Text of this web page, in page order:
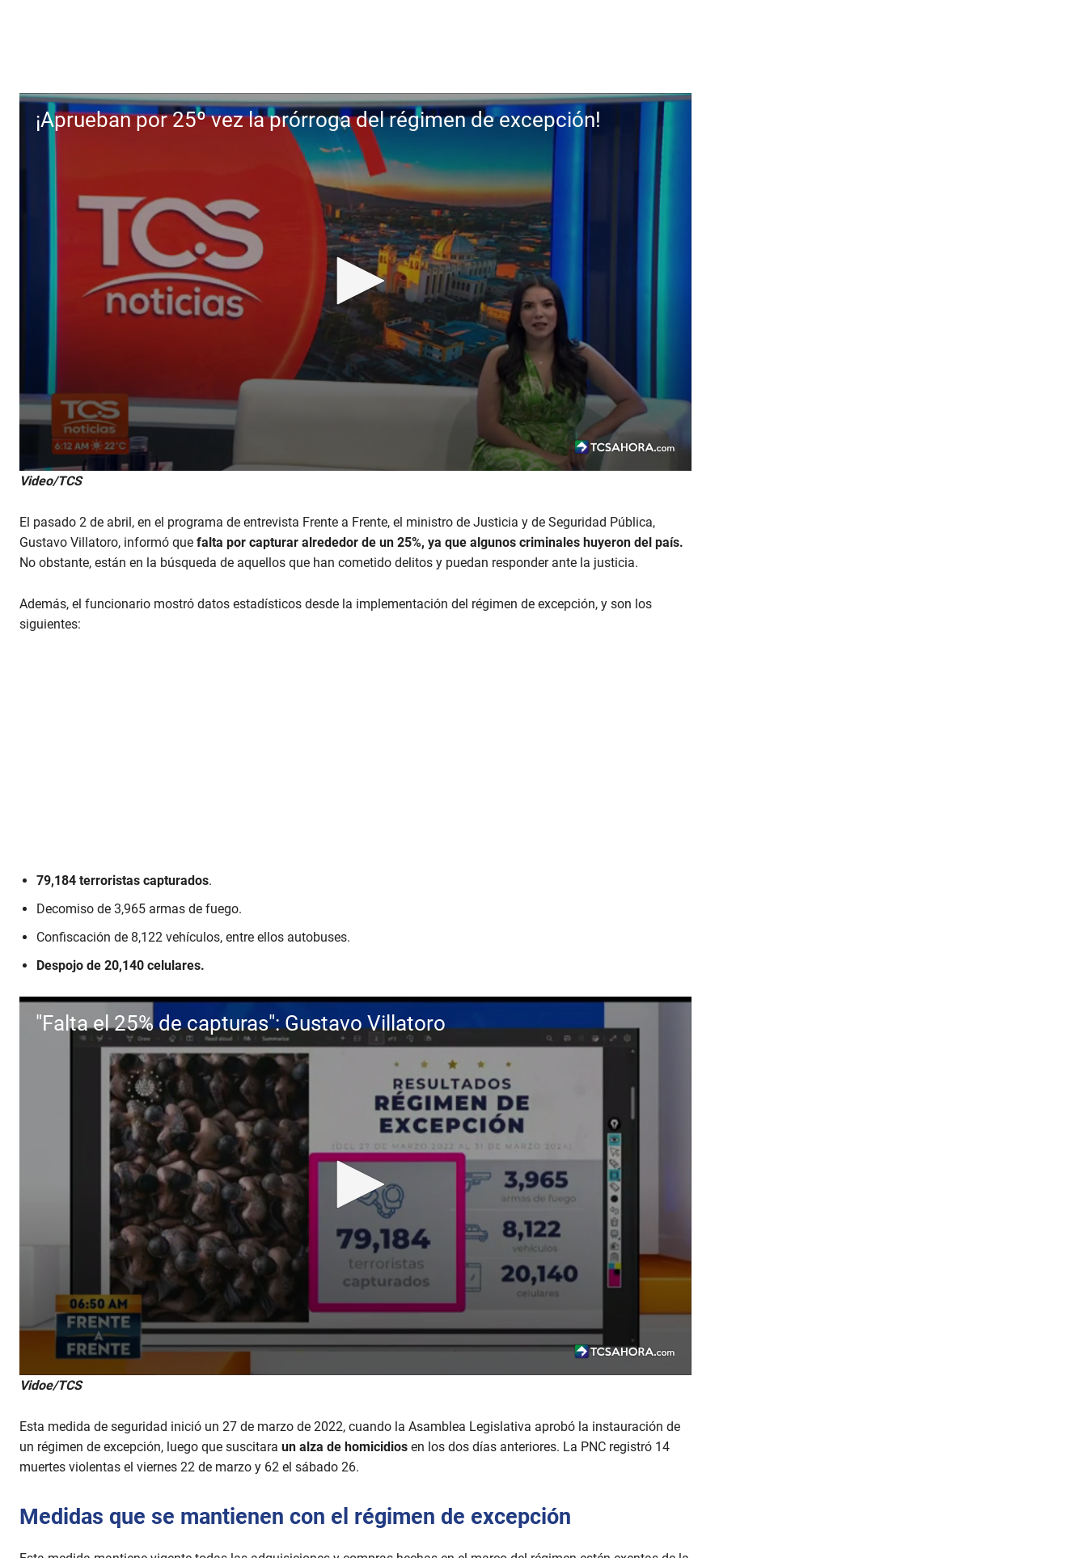
¡Aprueban por 25º vez la prórroga del régimen de excepción!
0
s
c
o
n
d
s
3
7
s
Video/TCS
El pasado 2 de abril, en el programa de entrevista Frente a Frente, el ministro de Justicia y de Seguridad Pública,
Gustavo Villatoro, informó que falta por capturar alrededor de un 25%, ya que algunos criminales huyeron del país.
No obstante, están en la búsqueda de aquellos que han cometido delitos y puedan responder ante la justicia.
Además, el funcionario mostró datos estadísticos desde la implementación del régimen de excepción, y son los
siguientes:
79,184 terroristas capturados.
Decomiso de 3,965 armas de fuego.
Confiscación de 8,122 vehículos, entre ellos autobuses.
Despojo de 20,140 celulares.
"Falta el 25% de capturas": Gustavo Villatoro
0
s
c
o
n
s
3
m
Vidoe/TCS
Esta medida de seguridad inició un 27 de marzo de 2022, cuando la Asamblea Legislativa aprobó la instauración de
un régimen de excepción, luego que suscitara un alza de homicidios en los dos días anteriores. La PNC registró 14
muertes violentas el viernes 22 de marzo y 62 el sábado 26.
Medidas que se mantienen con el régimen de excepción